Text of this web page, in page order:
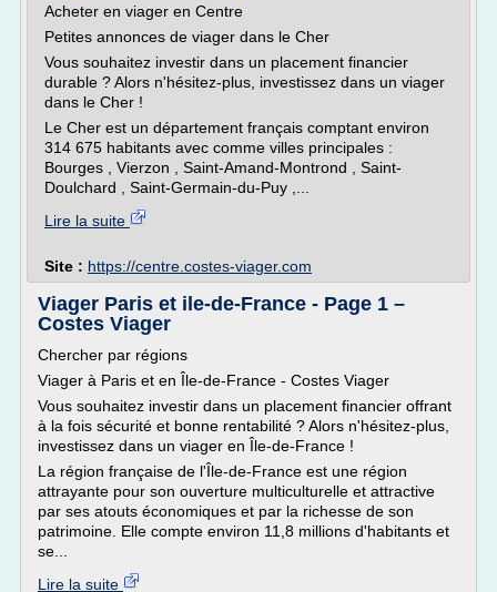
Acheter en viager en Centre
Petites annonces de viager dans le Cher
Vous souhaitez investir dans un placement financier
durable ? Alors n'hésitez-plus, investissez dans un viager
dans le Cher !
Le Cher est un département français comptant environ
314 675 habitants avec comme villes principales :
Bourges , Vierzon , Saint-Amand-Montrond , Saint-
Doulchard , Saint-Germain-du-Puy ,...
Lire la suite
Site : https://centre.costes-viager.com
Viager Paris et ile-de-France - Page 1 –
Costes Viager
Chercher par régions
Viager à Paris et en Île-de-France - Costes Viager
Vous souhaitez investir dans un placement financier offrant
à la fois sécurité et bonne rentabilité ? Alors n'hésitez-plus,
investissez dans un viager en Île-de-France !
La région française de l'Île-de-France est une région
attrayante pour son ouverture multiculturelle et attractive
par ses atouts économiques et par la richesse de son
patrimoine. Elle compte environ 11,8 millions d'habitants et
se...
Lire la suite